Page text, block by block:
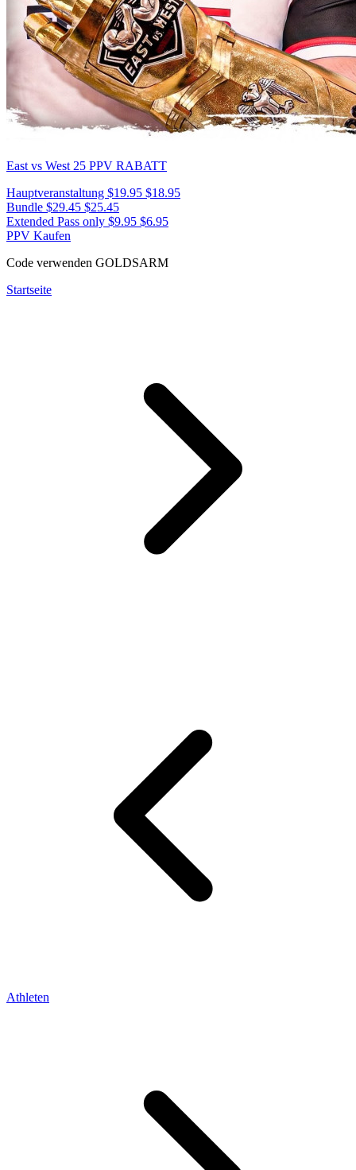
East vs West 25 PPV RABATT
Hauptveranstaltung $19.95 $18.95
Bundle $29.45 $25.45
Extended Pass only $9.95 $6.95
PPV Kaufen
Code verwenden GOLDSARM
Startseite
Athleten